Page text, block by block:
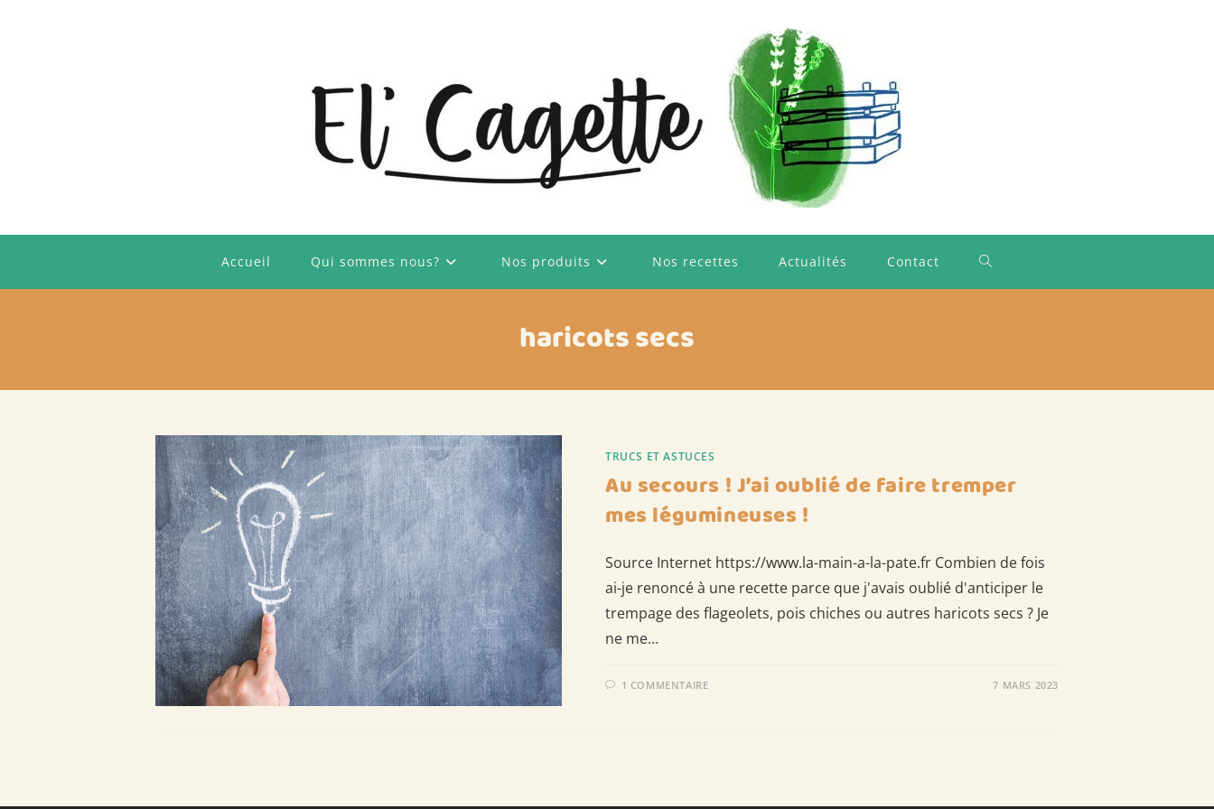
Accueil Qui sommes nous? Nos produits Nos recettes Actualités Contact Toggle
haricots secs
TRUCS ET ASTUCES
Au secours ! J’ai oublié de faire tremper
mes légumineuses !
Source Internet https://www.la-main-a-la-pate.fr Combien de fois
ai-je renoncé à une recette parce que j'avais oublié d'anticiper le
trempage des flageolets, pois chiches ou autres haricots secs ? Je
ne me…
1 COMMENTAIRE 7 MARS 2023